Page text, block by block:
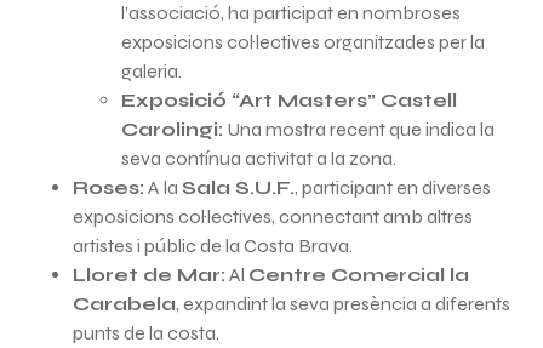
l’associació, ha participat en nombroses
exposicions col·lectives organitzades per la
galeria.
Exposició “Art Masters” Castell
Carolingi: Una mostra recent que indica la
seva contínua activitat a la zona.
Roses: A la Sala S.U.F., participant en diverses
exposicions col·lectives, connectant amb altres
artistes i públic de la Costa Brava.
Lloret de Mar: Al Centre Comercial la
Carabela, expandint la seva presència a diferents
punts de la costa.